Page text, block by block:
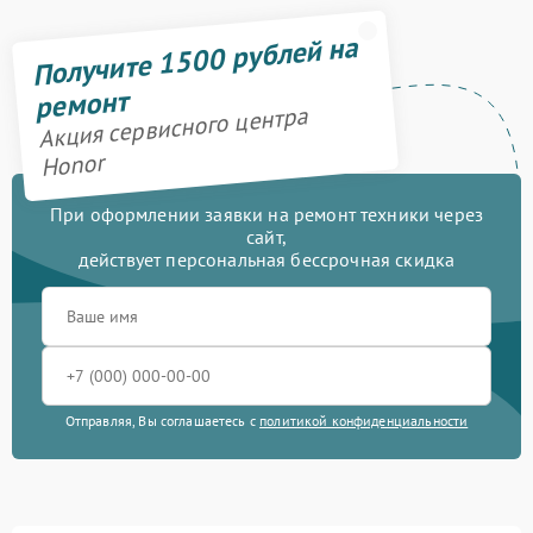
Получите 1500 рублей на
ремонт
Акция сервисного центра
Honor
При оформлении заявки на ремонт техники через
сайт,
действует персональная бессрочная скидка
Отправляя, Вы соглашаетесь с политикой конфиденциальности